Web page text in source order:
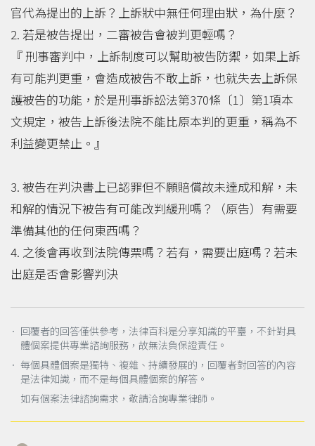
官代為提出的上訴？上訴狀中無任何理由狀，為什麼？
2. 若是被告提出，二審被告會被判更輕嗎？
『 刑事審判中，上訴制度可以幫助被告防禦，如果上訴
有可能判更重，會造成被告不敢上訴，也就失去上訴保
護被告的功能，於是刑事訴訟法第370條〔1〕第1項本
文規定，被告上訴後法院不能比原本判的更重，稱為不
利益變更禁止。』
3. 被告在判決書上已認罪但不願賠償故未達成和解，未
和解的情況下被告有可能改判緩刑嗎？（原告）有需要
準備其他的任何東西嗎？
4. 之後會再收到法院傳票嗎？若有，需要出庭嗎？若未
出庭是否會影響判決
． 回覆者的回答僅供參考，法律百科是分享知識的平臺，不針對具
體個案提供專業諮詢服務，故無法負保證責任。
． 每個具體個案是獨特、複雜、持續發展的，回覆者對回答的內容
是法律知識，而不是每個具體個案的解答。
如有個案法律諮詢需求，敬請洽詢專業律師。